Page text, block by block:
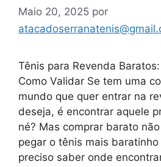
Maio 20, 2025 por
Tênis para Revenda
Como Validar Se tem uma
mundo que quer entrar na
deseja, é encontrar aquele
né? Mas comprar barato
pegar o tênis mais
preciso saber onde